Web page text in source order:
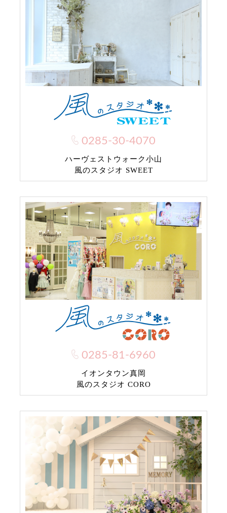
0285-30-4070
ハーヴェストウォーク小山
風のスタジオ SWEET
0285-81-6960
イオンタウン真岡
風のスタジオ CORO